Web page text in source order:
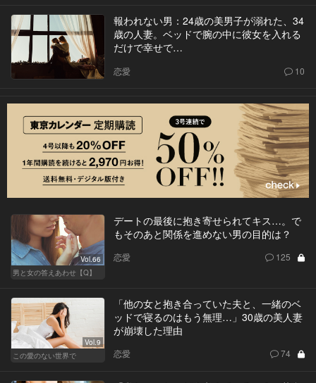
報われない男：24歳の美男子が溺れた、34
歳の人妻。ベッドで腕の中に彼女を入れる
だけで幸せで…
恋愛 10
Vol.66
男と女の答えあわせ【Q】
デートの最後に抱き寄せられてキス…。で
もそのあと関係を進めない男の目的は？
恋愛 125
Vol.9
この愛のない世界で
「他の女と抱き合っていた夫と、一緒のベ
ッドで寝るのはもう無理…」30歳の美人妻
が崩壊した理由
恋愛 74